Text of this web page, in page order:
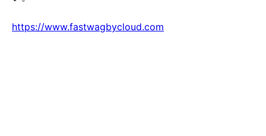
https://www.fastwagbycloud.com